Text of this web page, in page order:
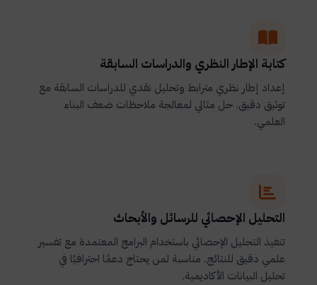
كتابة الإطار النظري والدراسات السابقة
إعداد إطار نظري مترابط وتحليل نقدي للدراسات السابقة مع
توثيق دقيق. حل مثالي لمعالجة ملاحظات ضعف البناء
العلمي.
التحليل الإحصائي للرسائل والأبحاث
تنفيذ التحليل الإحصائي باستخدام البرامج المعتمدة مع تفسير
علمي دقيق للنتائج. مناسبة لمن يحتاج دعمًا احترافيًا في
تحليل البيانات الأكاديمية.